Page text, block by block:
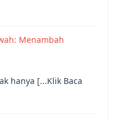
Menambah
hanya [...Klik Baca